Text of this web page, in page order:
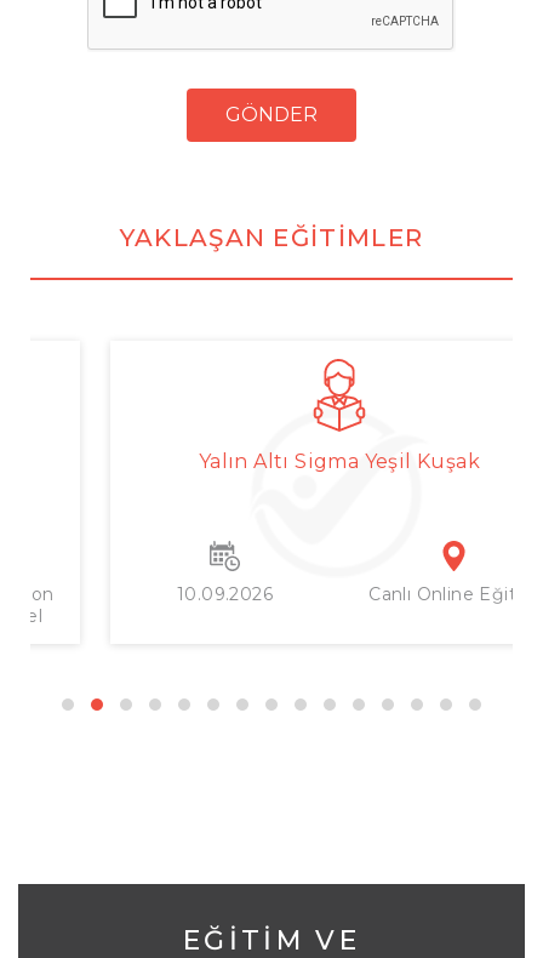
YAKLAŞAN EĞITIMLER
Yalın Altı Sigma Yeşil Kuşak
10.09.2026 Canlı Online Eğitim
EĞITIM VE